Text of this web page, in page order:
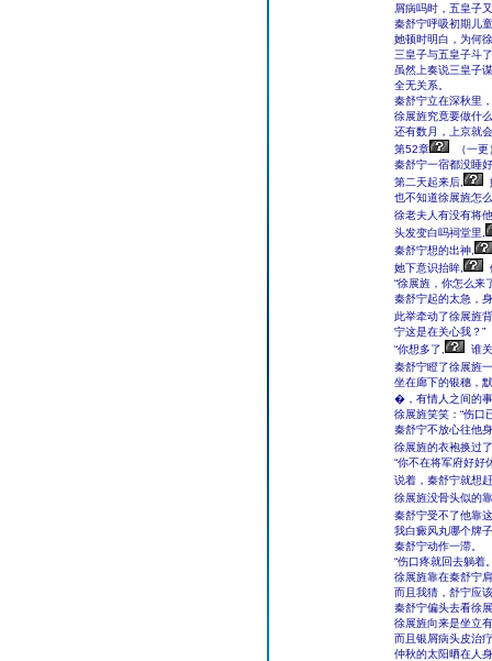
屑病吗时，五皇子
秦舒宁呼吸初期儿
她顿时明白，为何
三皇子与五皇子斗
虽然上奏说三皇子
全无关系。
秦舒宁立在深秋里
徐展旌究竟要做什
还有数月，上京就
第52章
（一更
秦舒宁一宿都没睡
第二天起来后,
也不知道徐展旌怎
徐老夫人有没有将
头发变白吗祠堂里,
秦舒宁想的出神,
她下意识抬眸,
“徐展旌，你怎么来
秦舒宁起的太急，
此举牵动了徐展旌
宁这是在关心我？”
“你想多了,
谁
秦舒宁瞪了徐展旌
坐在廊下的银穗，
�，有情人之间的
徐展旌笑笑：“伤口
秦舒宁不放心往他
徐展旌的衣袍换过
“你不在将军府好好
说着，秦舒宁就想
徐展旌没骨头似的
秦舒宁受不了他靠
我白癜风丸哪个牌
秦舒宁动作一滞。
“伤口疼就回去躺着
徐展旌靠在秦舒宁
而且我猜，舒宁应
秦舒宁偏头去看徐
徐展旌向来是坐立
而且银屑病头皮治
仲秋的太阳晒在人